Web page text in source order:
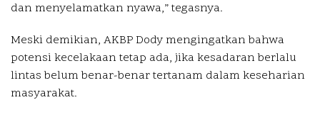
dan menyelamatkan nyawa,” tegasnya.
Meski demikian, AKBP Dody mengingatkan bahwa
potensi kecelakaan tetap ada, jika kesadaran berlalu
lintas belum benar-benar tertanam dalam keseharian
masyarakat.